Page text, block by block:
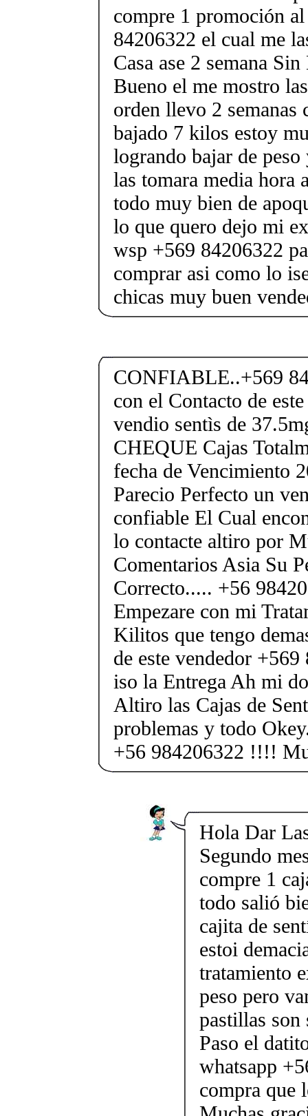
compre 1 promoción
84206322 el cual me
Casa ase 2 semana
Bueno el me mostro
orden llevo 2 semanas
bajado 7 kilos estoy
logrando bajar de
las tomara media hora
todo muy bien de
lo que quero dejo mi
wsp +569 84206322
comprar asi como lo
chicas muy buen
CONFIABLE..+569
con el Contacto de
vendio sentìs de
CHEQUE Cajas
fecha de Vencimiento
Parecio Perfecto un
confiable El Cual
lo contacte altiro por
Comentarios Asia Su
Correcto..... +56
Empezare con mi
Kilitos que tengo
de este vendedor
iso la Entrega Ah mi
Altiro las Cajas de
problemas y todo
+56 984206322 !!!!
Hola Dar
Segundo
compre 1
todo salió
cajita de
estoi
tratamiento
peso pero
pastillas son
Paso el
whatsapp
compra que